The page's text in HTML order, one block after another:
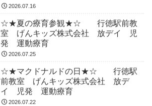
2026.07.16
☆★夏の療育参観★☆ 行徳駅前教
室 げんキッズ株式会社 放デイ 児
発 運動療育
2026.07.25
☆★マクドナルドの日★☆ 行徳駅
前教室 げんキッズ株式会社 放デ
イ 児発 運動療育
2026.07.22